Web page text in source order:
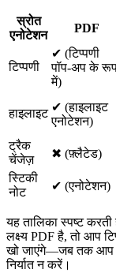
स्रोत
एनोटेशन
PDF
टिप्पणी
✔︎ (टिप्पणी
पॉप‑अप के
में)
हाइलाइट ✔︎ (हाइलाइट
एनोटेशन)
ट्रैक
चेंजेज़
✖︎ (फ़्लैटेड)
स्टिकी
नोट
✔︎ (एनोटेशन)
यह तालिका स्पष्ट
लक्ष्य PDF है, तो आप
खो जाएंगे—जब तक आप
निर्यात न करें।